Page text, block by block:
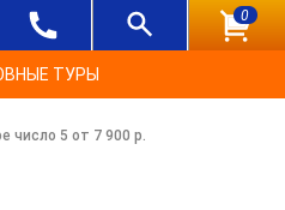
0
ТУРЫ
число 5 от 7 900 р.